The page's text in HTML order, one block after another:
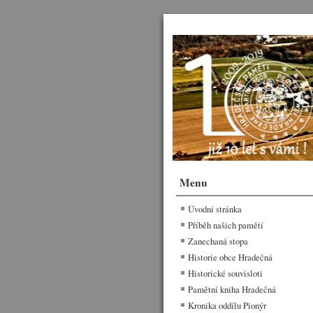
Menu
Úvodní stránka
Příběh našich pamětí
Zanechaná stopa
Historie obce Hradečná
Historické souvisloti
Pamětní kniha Hradečná
Kronika oddílu Pionýr